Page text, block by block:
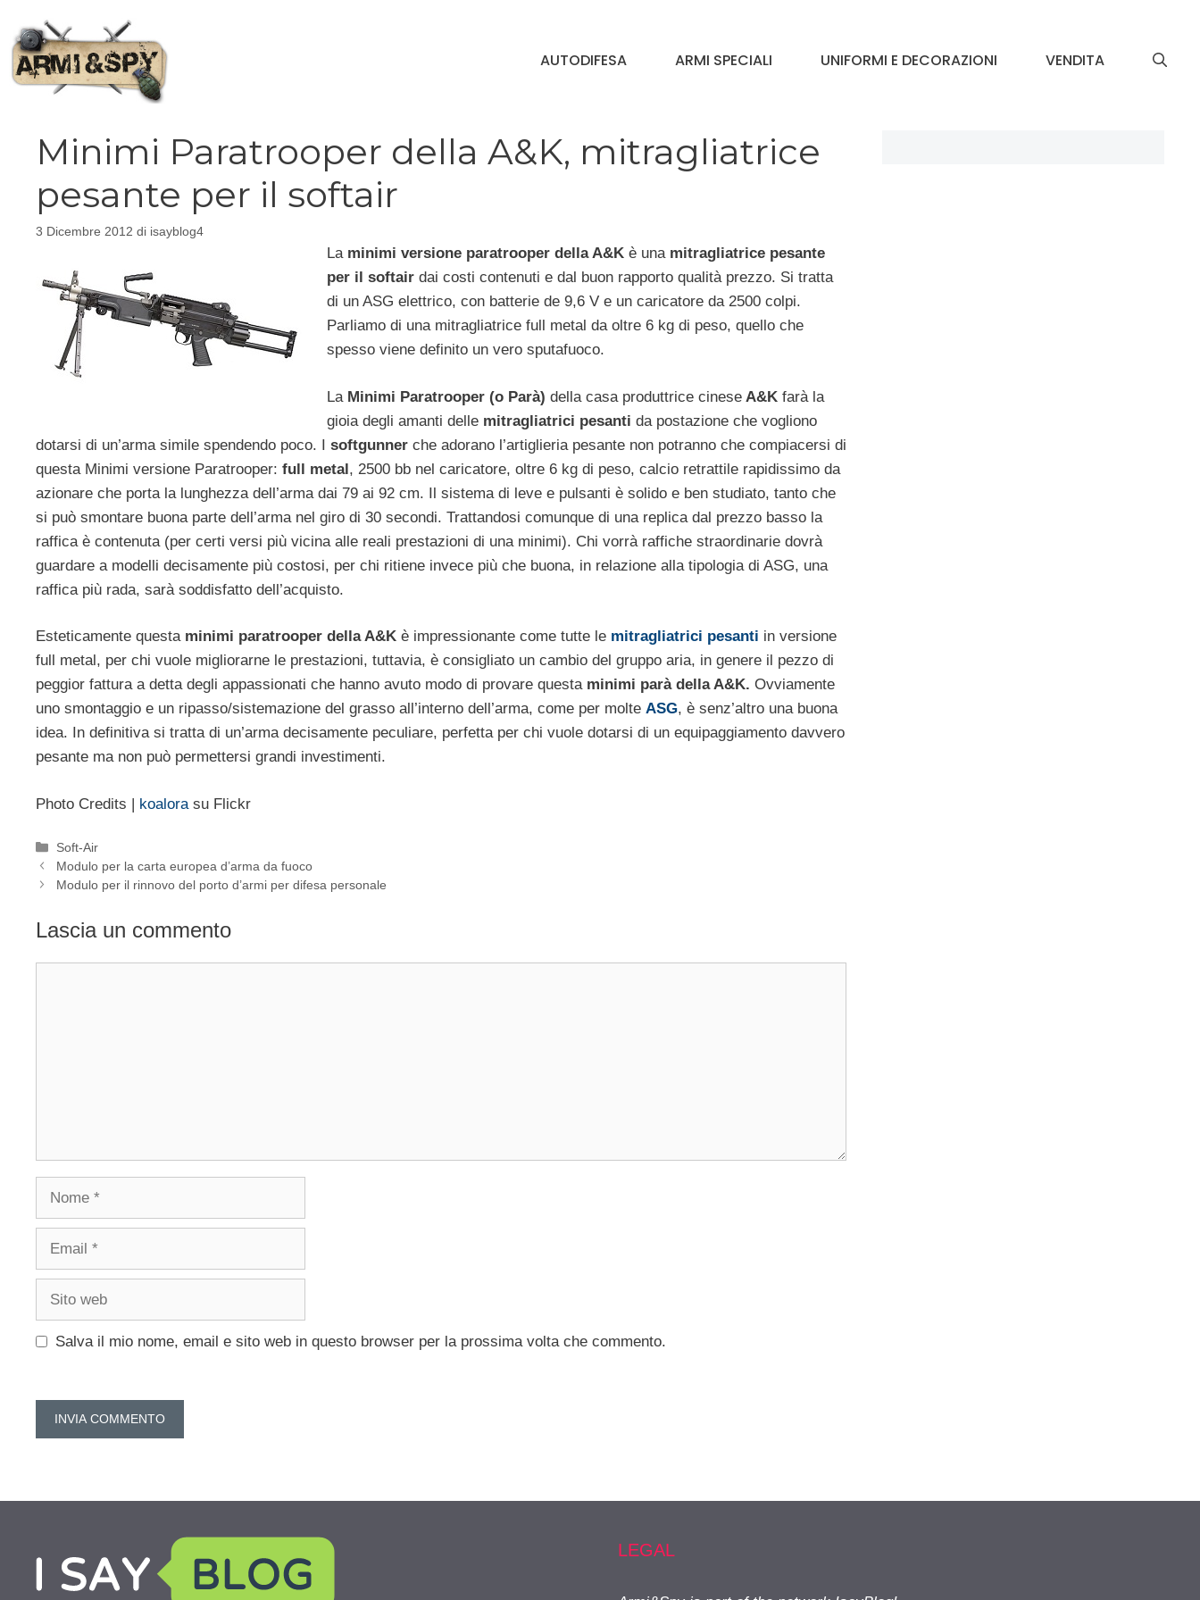
contenuto
AUTODIFESA ARMI SPECIALI UNIFORMI E DECORAZIONI VENDITA
Minimi Paratrooper della A&K, mitragliatrice
pesante per il softair
3 Dicembre 2012 di isayblog4
La minimi versione paratrooper della A&Kè una mitragliatrice pesante
per il softairdai costi contenuti e dal buon rapporto qualità prezzo. Si tratta
di un ASG elettrico, con batterie de 9,6 V e un caricatore da 2500 colpi.
Parliamo di una mitragliatrice full metal da oltre 6 kg di peso, quello che
spesso viene definito un vero sputafuoco.
La Minimi Paratrooper (o Parà) della casa produttrice cineseA&Kfarà la
gioia degli amanti delle mitragliatrici pesanti da postazione che vogliono
dotarsi di un’arma simile spendendo poco. I softgunner che adorano l’artiglieria pesante non potranno che compiacersi di
questa Minimi versione Paratrooper: full metal, 2500 bb nel caricatore, oltre 6 kg di peso, calcio retrattile rapidissimo da
azionare che porta la lunghezza dell’arma dai 79 ai 92 cm. Il sistema di leve e pulsanti è solido e ben studiato, tanto che
si può smontare buona parte dell’arma nel giro di 30 secondi. Trattandosi comunque di una replica dal prezzo basso la
raffica è contenuta (per certi versi più vicina alle reali prestazioni di una minimi). Chi vorrà raffiche straordinarie dovrà
guardare a modelli decisamente più costosi, per chi ritiene invece più che buona, in relazione alla tipologia di ASG, una
raffica più rada, sarà soddisfatto dell’acquisto.
Esteticamente questaminimi paratrooper della A&K è impressionante come tutte le mitragliatrici pesanti in versione
full metal, per chi vuole migliorarne le prestazioni, tuttavia, è consigliato un cambio del gruppo aria, in genere il pezzo di
peggior fattura a detta degli appassionati che hanno avuto modo di provare questa minimi parà della A&K. Ovviamente
uno smontaggio e un ripasso/sistemazione del grasso all’interno dell’arma, come per molte ASG, è senz’altro una buona
idea. In definitiva si tratta di un’arma decisamente peculiare, perfetta per chi vuole dotarsi di un equipaggiamento davvero
pesante ma non può permettersi grandi investimenti.
Photo Credits | koalora su Flickr
Categorie
Soft-Air
Modulo per la carta europea d’arma da fuoco
Modulo per il rinnovo del porto d’armi per difesa personale
Lascia un commento
Salva il mio nome, email e sito web in questo browser per la prossima volta che commento.
LEGAL